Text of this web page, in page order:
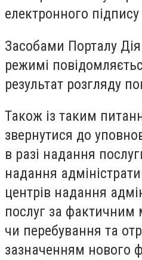
електронного
Засобами Порталу
режимі
результат розгляду
Також із таким
звернутися до
в разі надання
надання
центрів надання
послуг за
чи перебування та
зазначенням нового